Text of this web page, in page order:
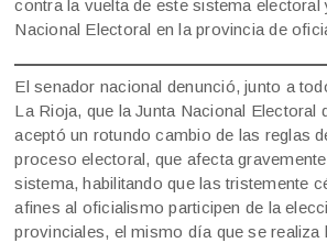
contra la vuelta de este sistema electoral
Nacional Electoral en la provincia de
El senador nacional denunció, junto a
La Rioja, que la Junta Nacional Electoral
aceptó un rotundo cambio de las reglas
proceso electoral, que afecta
sistema, habilitando que las tristemente
afines al oficialismo participen de la
provinciales, el mismo día que se realiza